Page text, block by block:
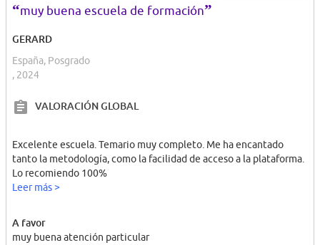
“muy buena escuela de formación”
GERARD
España, Posgrado
, 2024
VALORACIÓN GLOBAL
Excelente escuela. Temario muy completo. Me ha encantado
tanto la metodología, como la facilidad de acceso a la plataforma.
Lo recomiendo 100%
Leer más >
A favor
muy buena atención particular